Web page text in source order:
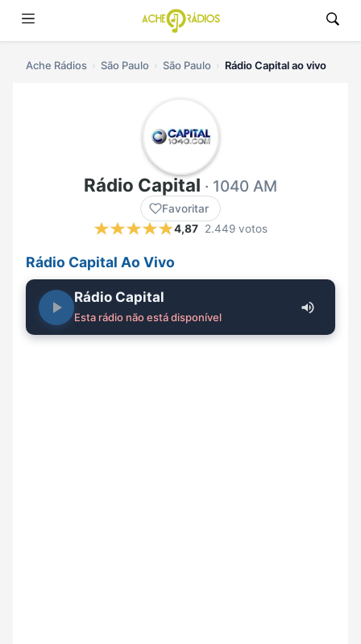
Ache Rádios São Paulo São Paulo Rádio Capital ao vivo
Rádio Capital · 1040 AM
Favoritar
4,87 2.449 votos
Rádio Capital Ao Vivo
Rádio Capital
Esta rádio não está disponível